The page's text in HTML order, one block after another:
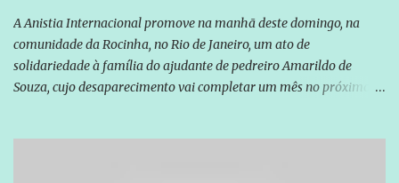
A Anistia Internacional promove na manhã deste domingo, na
comunidade da Rocinha, no Rio de Janeiro, um ato de
solidariedade à família do ajudante de pedreiro Amarildo de
Souza, cujo desaparecimento vai completar um mês no próximo